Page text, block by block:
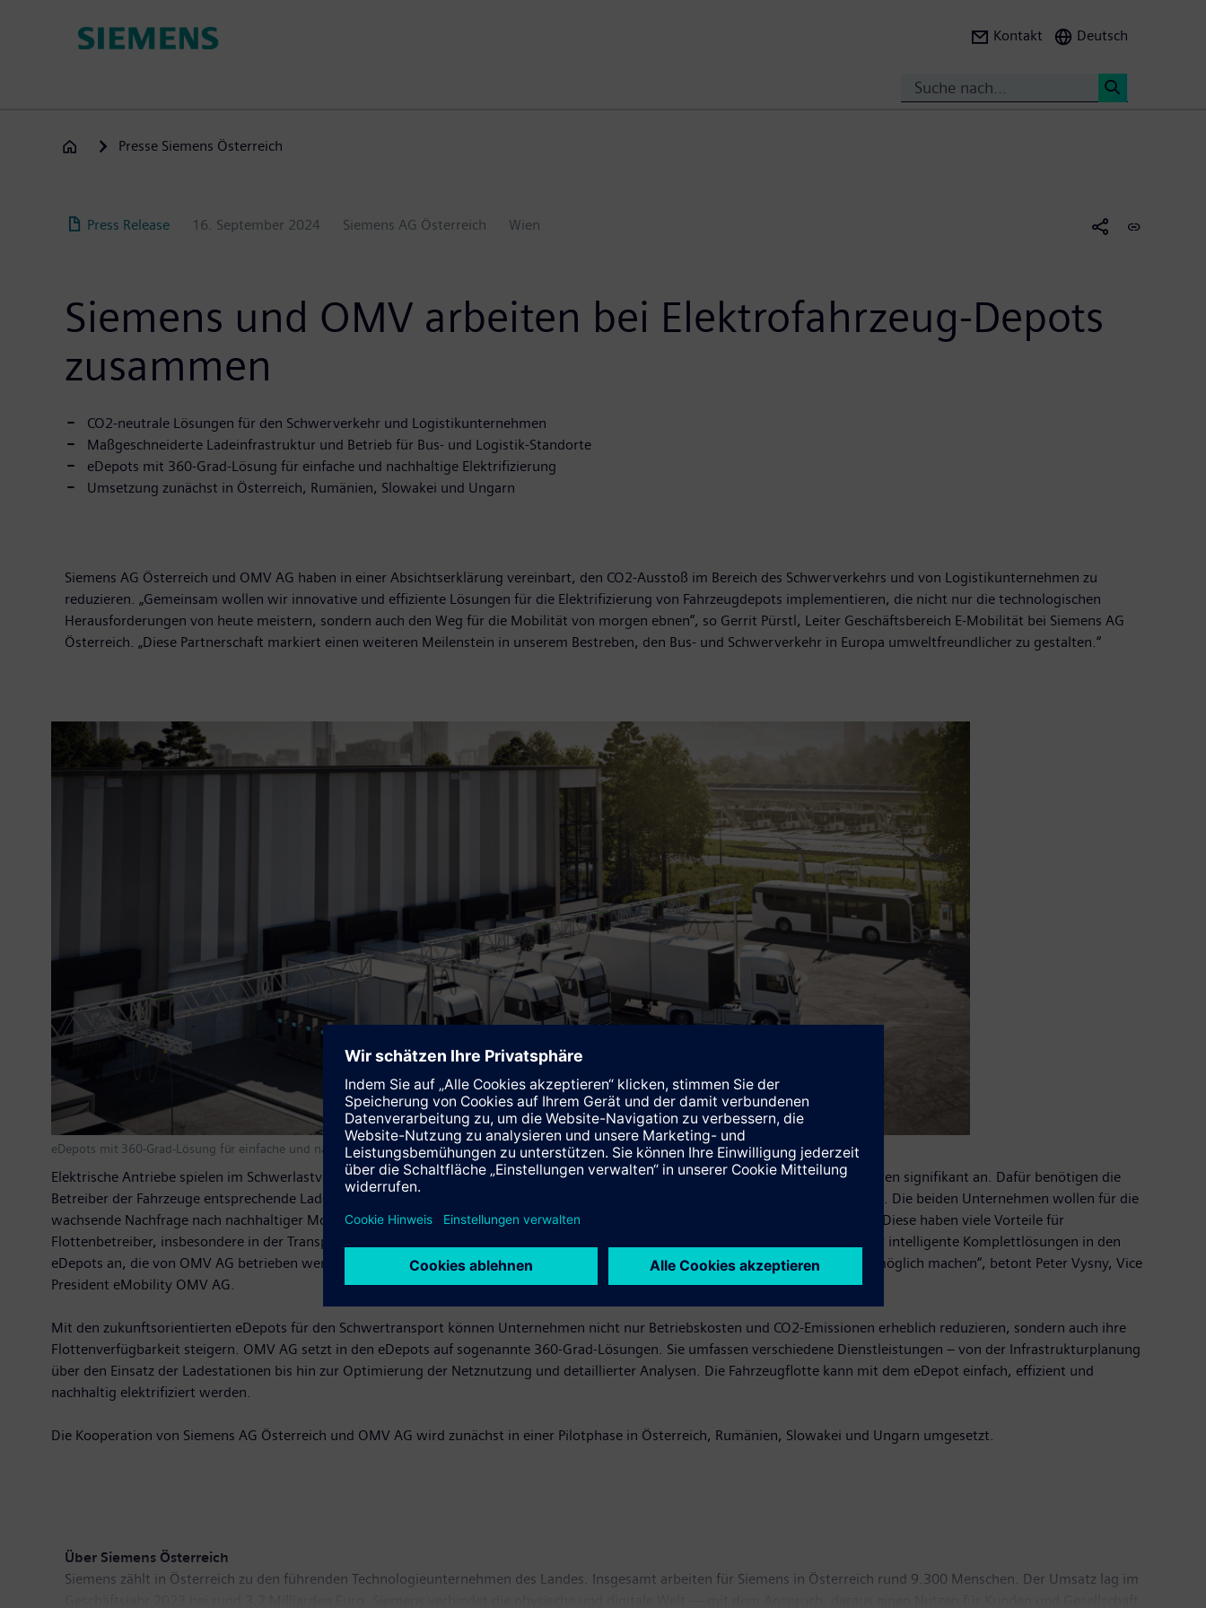
Kontakt Deutsch
Presse Siemens Österreich
Press Release 16. September 2024 Siemens AG Österreich Wien
Siemens und OMV arbeiten bei Elektrofahrzeug-Depots
zusammen
CO2-neutrale Lösungen für den Schwerverkehr und Logistikunternehmen
Maßgeschneiderte Ladeinfrastruktur und Betrieb für Bus- und Logistik-Standorte
eDepots mit 360-Grad-Lösung für einfache und nachhaltige Elektrifizierung
Umsetzung zunächst in Österreich, Rumänien, Slowakei und Ungarn
Siemens AG Österreich und OMV AG haben in einer Absichtserklärung vereinbart, den CO2-Ausstoß im Bereich des Schwerverkehrs und von Logistikunternehmen zu
reduzieren. „Gemeinsam wollen wir innovative und effiziente Lösungen für die Elektrifizierung von Fahrzeugdepots implementieren, die nicht nur die technologischen
Herausforderungen von heute meistern, sondern auch den Weg für die Mobilität von morgen ebnen“, so Gerrit Pürstl, Leiter Geschäftsbereich E-Mobilität bei Siemens AG
Österreich. „Diese Partnerschaft markiert einen weiteren Meilenstein in unserem Bestreben, den Bus- und Schwerverkehr in Europa umweltfreundlicher zu gestalten.“
eDepots mit 360-Grad-Lösung für einfache und nachhaltige Elektrifizierung © Siemens
Elektrische Antriebe spielen im Schwerlastverkehr eine immer wichtigere Rolle. Die Anzahl der Elektro-Busse und -Lkw steigt seit Jahren signifikant an. Dafür benötigen die
Betreiber der Fahrzeuge entsprechende Lademöglichkeiten. Hierauf zielt die Kooperation von Siemens AG Österreich und OMV AG ab. Die beiden Unternehmen wollen für die
wachsende Nachfrage nach nachhaltiger Mobilität innovative und zukunftsfähige Ladelösungen bereitstellen – sogenannte eDepots. Diese haben viele Vorteile für
Flottenbetreiber, insbesondere in der Transport- und Logistikbranche. „Durch die Bündelung unserer Stärken und Expertise bieten wir intelligente Komplettlösungen in den
eDepots an, die von OMV AG betrieben werden. Damit wollen wir den Kunden den Umstieg auf die Elektromobilität so einfach wie möglich machen“, betont Peter Vysny, Vice
President eMobility OMV AG.
Mit den zukunftsorientierten eDepots für den Schwertransport können Unternehmen nicht nur Betriebskosten und CO2-Emissionen erheblich reduzieren, sondern auch ihre
Flottenverfügbarkeit steigern. OMV AG setzt in den eDepots auf sogenannte 360-Grad-Lösungen. Sie umfassen verschiedene Dienstleistungen – von der Infrastrukturplanung
über den Einsatz der Ladestationen bis hin zur Optimierung der Netznutzung und detaillierter Analysen. Die Fahrzeugflotte kann mit dem eDepot einfach, effizient und
nachhaltig elektrifiziert werden.
Die Kooperation von Siemens AG Österreich und OMV AG wird zunächst in einer Pilotphase in Österreich, Rumänien, Slowakei und Ungarn umgesetzt.
Über Siemens Österreich
Siemens zählt in Österreich zu den führenden Technologieunternehmen des Landes. Insgesamt arbeiten für Siemens in Österreich rund 9.300 Menschen. Der Umsatz lag im